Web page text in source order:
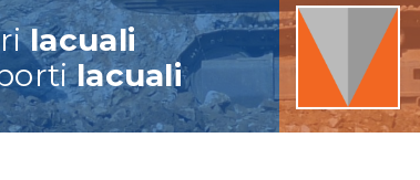
lacuali
lacuali